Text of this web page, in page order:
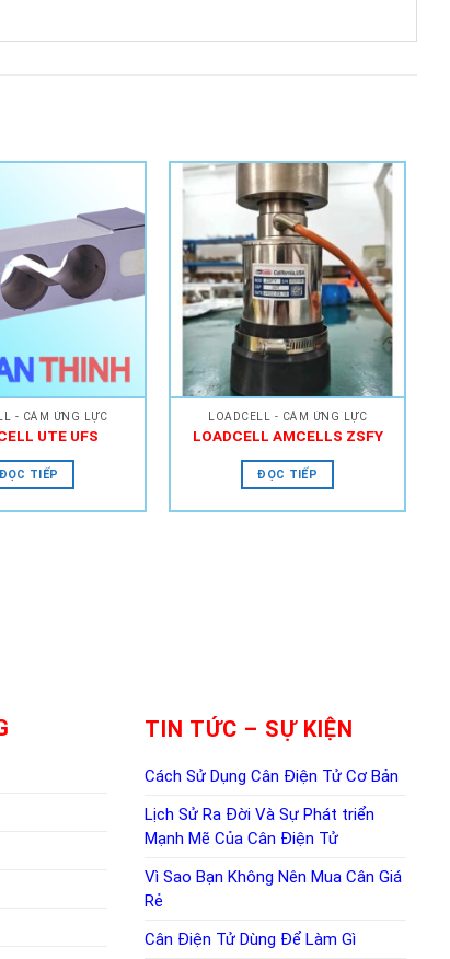
Add to
Wishlist
- CẢM ỨNG LỰC
UTE UFS
ĐỌC TIẾP
Add to
Wishlist
LOADCELL - CẢM ỨNG LỰC
LOADCELL AMCELLS ZSFY
ĐỌC TIẾP
TIN TỨC – SỰ KIỆN
Cách Sử Dụng Cân Điện Tử Cơ Bản
Lịch Sử Ra Đời Và Sự Phát triển
Mạnh Mẽ Của Cân Điện Tử
Vì Sao Bạn Không Nên Mua Cân Giá
Rẻ
Cân Điện Tử Dùng Để Làm Gì